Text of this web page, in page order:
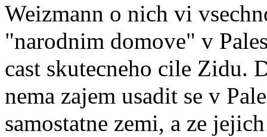
Weizmann o nich vi
"narodnim domove" v
cast skutecneho cile Zidu.
nema zajem usadit se v
samostatne zemi, a ze